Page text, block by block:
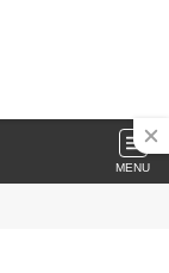
MENU